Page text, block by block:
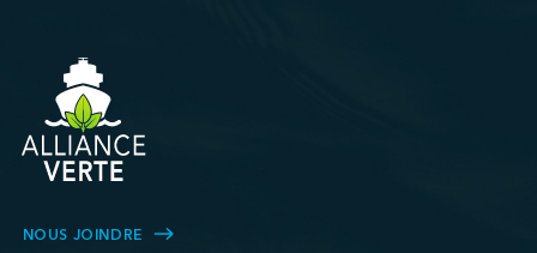
NOUS JOINDRE